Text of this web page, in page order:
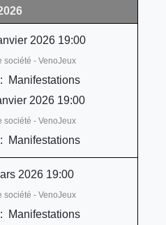
2026 19:00
société - VenoJeux
2026 19:00
société - VenoJeux
2026 19:00
société - VenoJeux